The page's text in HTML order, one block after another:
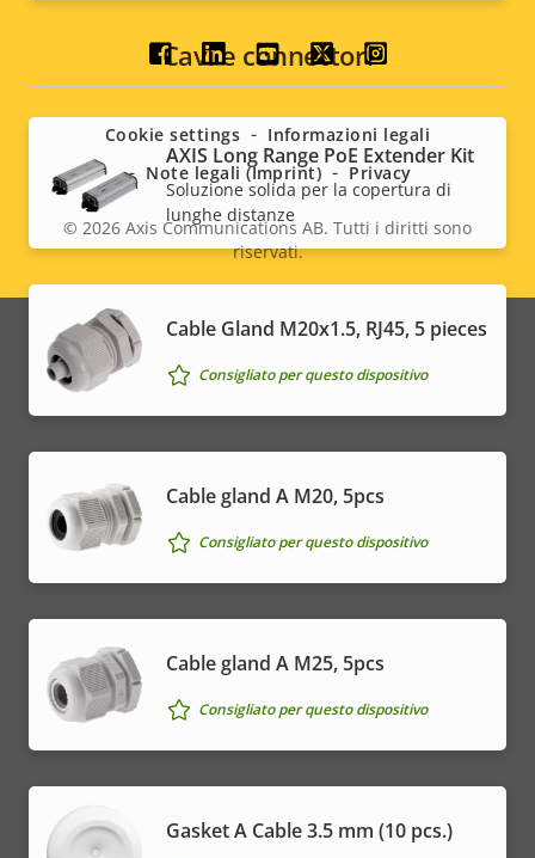
Cavi e connettori
AXIS Long Range PoE Extender Kit
Soluzione solida per la copertura di
lunghe distanze
Cable Gland M20x1.5, RJ45, 5 pieces
Consigliato per questo dispositivo
Cable gland A M20, 5pcs
Consigliato per questo dispositivo
Cable gland A M25, 5pcs
Consigliato per questo dispositivo
Gasket A Cable 3.5 mm (10 pcs.)
Social
menu
Legal
menu
© 2026 Axis Communications AB. Tutti i diritti sono
riservati.
Cookie settings
Informazioni legali
Note legali (Imprint)
Privacy